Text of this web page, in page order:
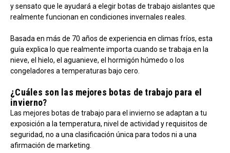
y sensato que le ayudará a elegir botas de trabajo aislantes que
realmente funcionan en condiciones invernales reales.
Basada en más de 70 años de experiencia en climas fríos, esta
guía explica lo que realmente importa cuando se trabaja en la
nieve, el hielo, el aguanieve, el hormigón húmedo o los
congeladores a temperaturas bajo cero.
¿Cuáles son las mejores botas de trabajo para el
invierno?
Las mejores botas de trabajo para el invierno se adaptan a tu
exposición a la temperatura, nivel de actividad y requisitos de
seguridad, no a una clasificación única para todos ni a una
afirmación de marketing.